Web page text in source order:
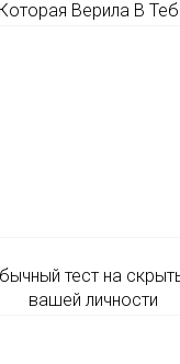
Которая Верила В
тест на
вашей личности